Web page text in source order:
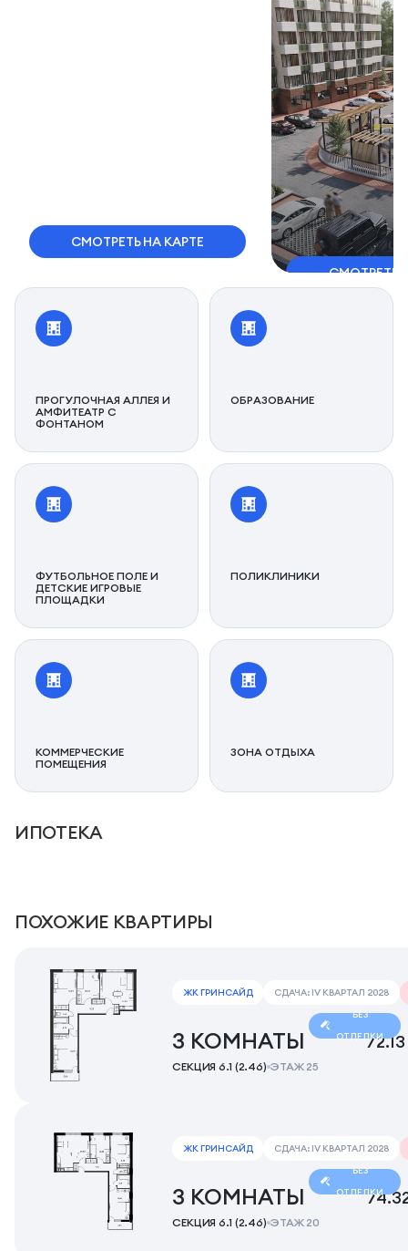
СМОТРЕТЬ НА КАРТЕ
СМОТРЕТЬ
ПРОГУЛОЧНАЯ АЛЛЕЯ И
АМФИТЕАТР С
ФОНТАНОМ
ОБРАЗОВАНИЕ
ФУТБОЛЬНОЕ ПОЛЕ И
ДЕТСКИЕ ИГРОВЫЕ
ПЛОЩАДКИ
ПОЛИКЛИНИКИ
КОММЕРЧЕСКИЕ
ПОМЕЩЕНИЯ
ЗОНА ОТДЫХА
ИПОТЕКА
ПОХОЖИЕ КВАРТИРЫ
ЖК ГРИНСАЙД СДАЧА: IV КВАРТАЛ 2028
3 КОМНАТЫ
СЕКЦИЯ 6.1 (2.46) ЭТАЖ 25
БЕЗ
ОТДЕЛКИ
ЖК ГРИНСАЙД СДАЧА: IV КВАРТАЛ 2028
3 КОМНАТЫ
СЕКЦИЯ 6.1 (2.46) ЭТАЖ 20
БЕЗ
ОТДЕЛКИ